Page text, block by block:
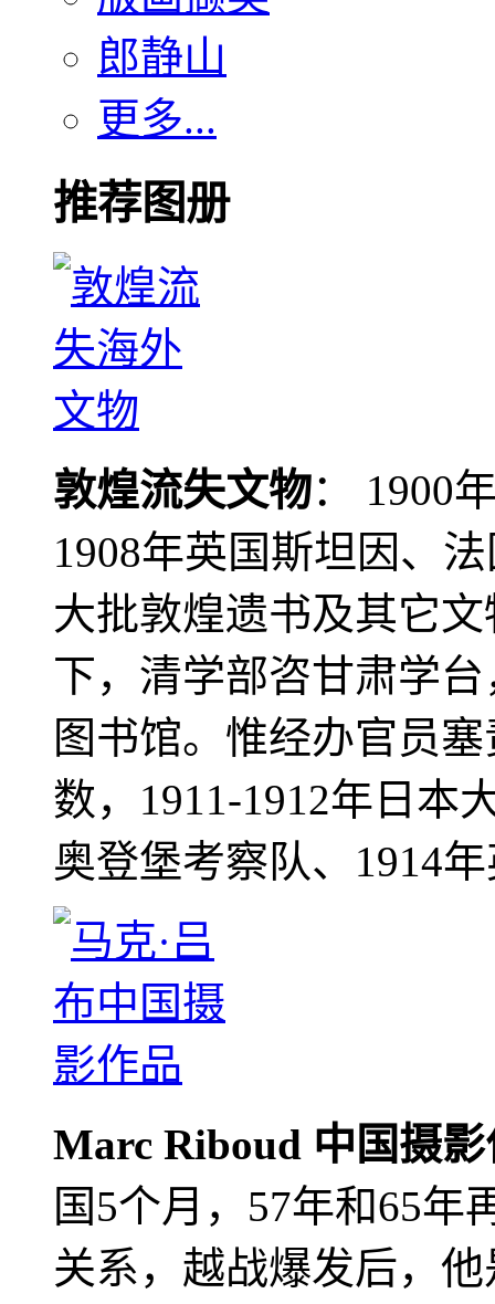
郎静山
更多...
推荐图册
敦煌流失文物： 1900
1908年英国斯坦因、
大批敦煌遗书及其它
下，清学部咨甘肃学
图书馆。惟经办官员
数，1911-1912年日本
奥登堡考察队、1914
Marc Riboud 中国摄
国5个月，57年和65年
关系，越战爆发后，